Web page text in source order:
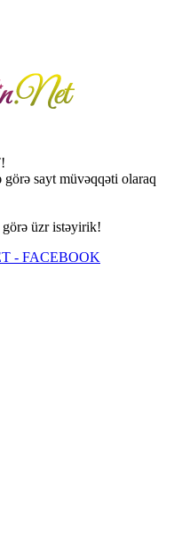
sayt müvəqqəti olaraq
görə üzr istəyirik!
- FACEBOOK